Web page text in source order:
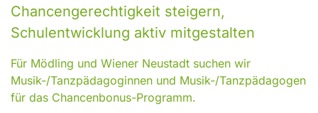
Chancengerechtigkeit steigern,
Schulentwicklung aktiv mitgestalten
Für Mödling und Wiener Neustadt suchen wir
Musik-/Tanzpädagoginnen und Musik-/Tanzpädagogen
für das Chancenbonus-Programm.